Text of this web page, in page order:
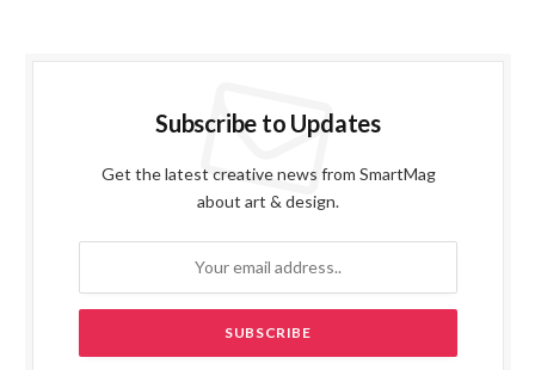
Subscribe to Updates
Get the latest creative news from SmartMag
about art & design.